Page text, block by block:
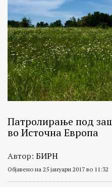
Патролирање под
во Источна Европа
Автор: БИРН
Објавено на 25 јануари 2017 во 11:32